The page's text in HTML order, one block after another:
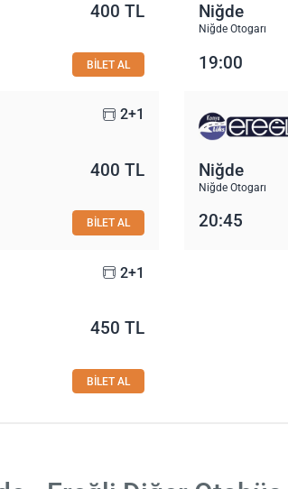
400 TL
BİLET AL
Niğde
Niğde Otogarı
19:00
2+1
400 TL
BİLET AL
Niğde
Niğde Otogarı
20:45
2+1
450 TL
BİLET AL